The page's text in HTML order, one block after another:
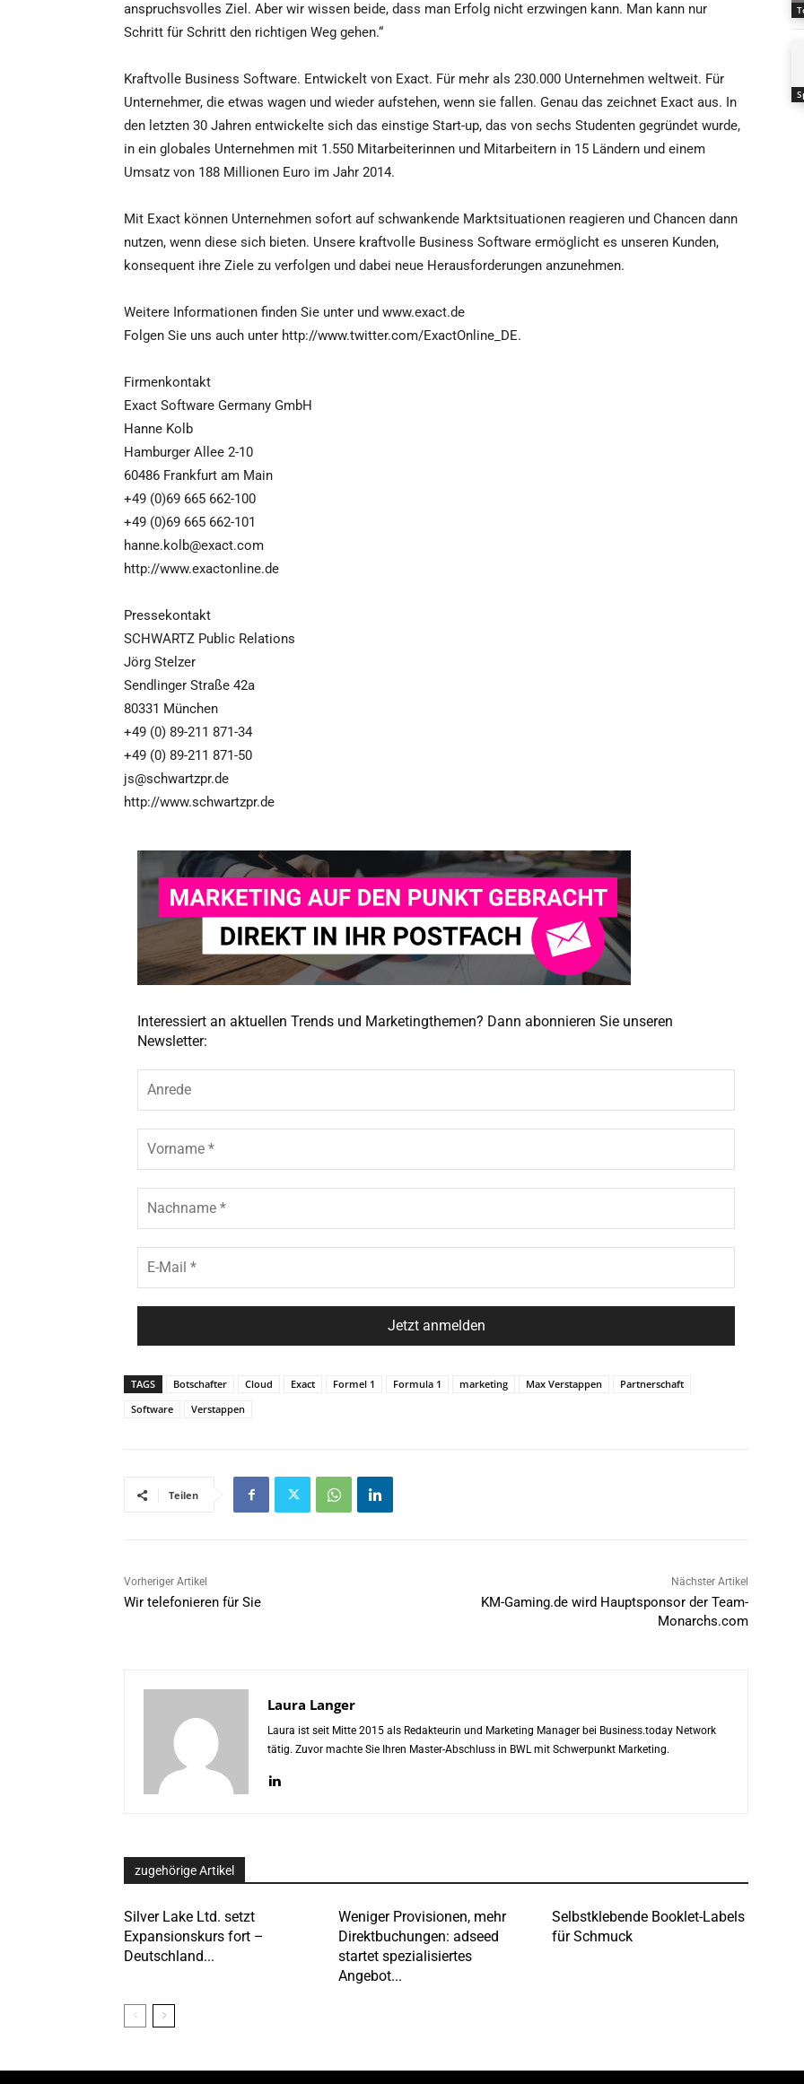
anspruchsvolles Ziel. Aber wir wissen beide, dass man Erfolg nicht erzwingen kann. Man kann nur
Schritt für Schritt den richtigen Weg gehen.“
Kraftvolle Business Software. Entwickelt von Exact. Für mehr als 230.000 Unternehmen weltweit. Für
Unternehmer, die etwas wagen und wieder aufstehen, wenn sie fallen. Genau das zeichnet Exact aus. In
den letzten 30 Jahren entwickelte sich das einstige Start-up, das von sechs Studenten gegründet wurde,
in ein globales Unternehmen mit 1.550 Mitarbeiterinnen und Mitarbeitern in 15 Ländern und einem
Umsatz von 188 Millionen Euro im Jahr 2014.
Mit Exact können Unternehmen sofort auf schwankende Marktsituationen reagieren und Chancen dann
nutzen, wenn diese sich bieten. Unsere kraftvolle Business Software ermöglicht es unseren Kunden,
konsequent ihre Ziele zu verfolgen und dabei neue Herausforderungen anzunehmen.
Weitere Informationen finden Sie unter und www.exact.de
Folgen Sie uns auch unter http://www.twitter.com/ExactOnline_DE.
Firmenkontakt
Exact Software Germany GmbH
Hanne Kolb
Hamburger Allee 2-10
60486 Frankfurt am Main
+49 (0)69 665 662-100
+49 (0)69 665 662-101
hanne.kolb@exact.com
http://www.exactonline.de
Pressekontakt
SCHWARTZ Public Relations
Jörg Stelzer
Sendlinger Straße 42a
80331 München
+49 (0) 89-211 871-34
+49 (0) 89-211 871-50
js@schwartzpr.de
http://www.schwartzpr.de
Interessiert an aktuellen Trends und Marketingthemen? Dann abonnieren Sie unseren
Newsletter:
TAGS Botschafter Cloud Exact Formel 1 Formula 1 marketing Max Verstappen
Partnerschaft
Software
Verstappen
Teilen
Vorheriger Artikel
Wir telefonieren für Sie
Nächster Artikel
KM-Gaming.de wird Hauptsponsor der Team-
Monarchs.com
Laura Langer
Laura ist seit Mitte 2015 als Redakteurin und Marketing Manager bei Business.today Network
tätig. Zuvor machte Sie Ihren Master-Abschluss in BWL mit Schwerpunkt Marketing.
zugehörige Artikel
Silver Lake Ltd. setzt
Expansionskurs fort –
Deutschland...
Weniger Provisionen, mehr
Direktbuchungen: adseed
startet spezialisiertes
Angebot...
Selbstklebende Booklet-Labels
für Schmuck